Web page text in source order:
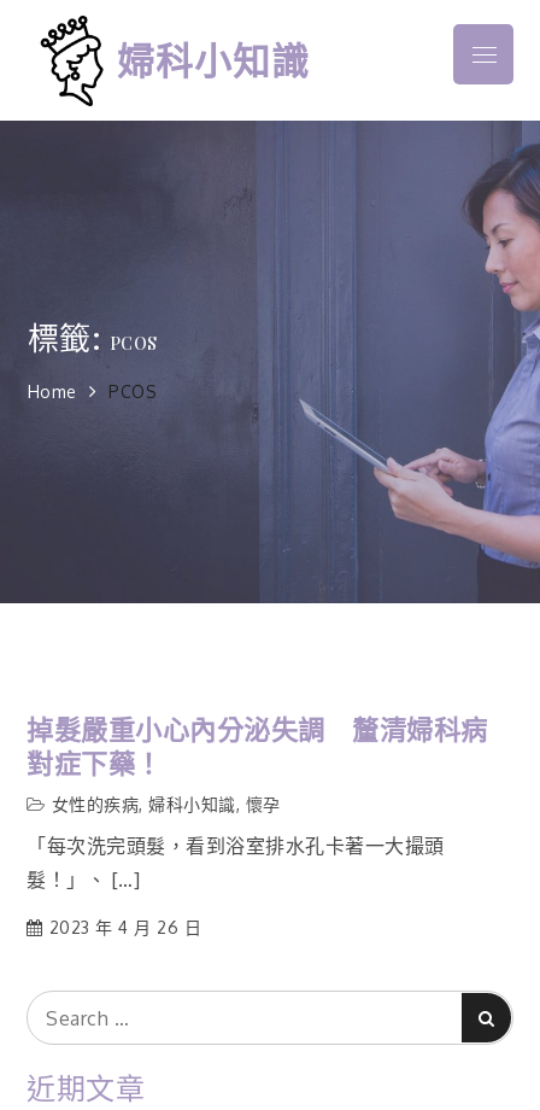
content
婦科小知識 Menu
標籤: PCOS
Home PCOS
掉髮嚴重小心內分泌失調 釐清婦科病
對症下藥！
女性的疾病,婦科小知識, 懷孕
「每次洗完頭髮，看到浴室排水孔卡著一大撮頭
髮！」、 […]
2023 年 4 月 26 日
Search
for:
Search
近期文章